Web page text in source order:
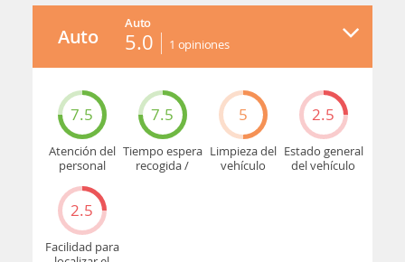
oficina
Auto
Auto
5.0 1 opiniones
7.5
Atención del
personal
7.5
Tiempo espera
recogida /
5
Limpieza del
vehículo
2.5
Estado general
del vehículo
2.5
Facilidad para